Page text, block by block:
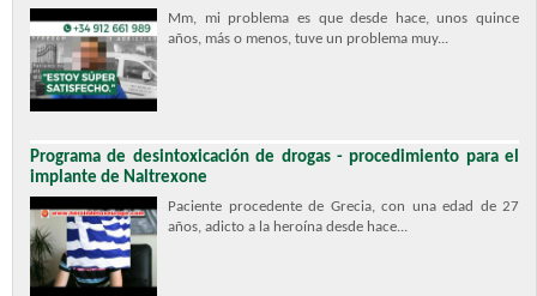
Mm, mi problema es que desde hace, unos quince
años, más o menos, tuve un problema muy...
Programa de desintoxicación de drogas - procedimiento para el
implante de Naltrexone
Paciente procedente de Grecia, con una edad de 27
años, adicto a la heroína desde hace...